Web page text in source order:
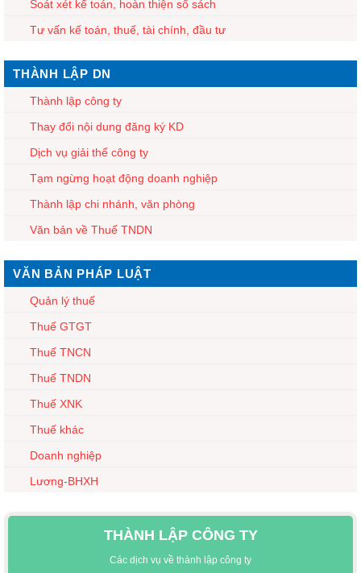
Soát xét kế toán, hoàn thiện sổ sách
Tư vấn kế toán, thuế, tài chính, đầu tư
THÀNH LẬP DN
Thành lập công ty
Thay đổi nội dung đăng ký KD
Dịch vụ giải thể công ty
Tạm ngừng hoạt động doanh nghiệp
Thành lập chi nhánh, văn phòng
Văn bản về Thuế TNDN
VĂN BẢN PHÁP LUẬT
Quản lý thuế
Thuế GTGT
Thuế TNCN
Thuế TNDN
Thuế XNK
Thuế khác
Doanh nghiệp
Lương-BHXH
THÀNH LẬP CÔNG TY
Các dịch vụ về thành lập công ty